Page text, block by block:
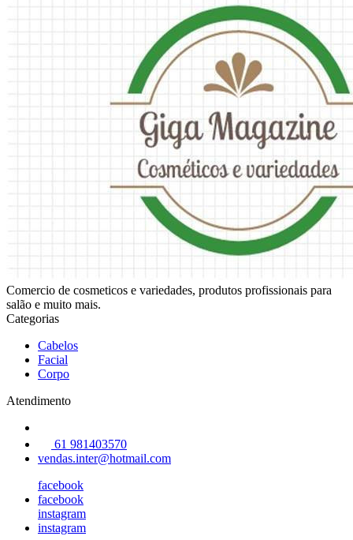
Comercio de cosmeticos e variedades, produtos profissionais para
salão e muito mais.
Categorias
Cabelos
Facial
Corpo
Atendimento
61 981403570
vendas.inter@hotmail.com
facebook
facebook
instagram
instagram